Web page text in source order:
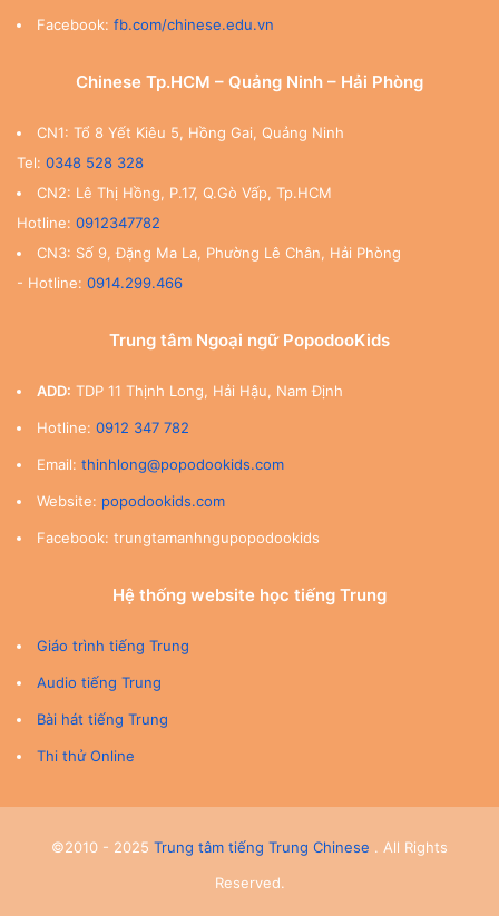
Facebook: fb.com/chinese.edu.vn
Chinese Tp.HCM – Quảng Ninh – Hải Phòng
CN1: Tổ 8 Yết Kiêu 5, Hồng Gai, Quảng Ninh
Tel: 0348 528 328
CN2: Lê Thị Hồng, P.17, Q.Gò Vấp, Tp.HCM
Hotline: 0912347782
CN3: Số 9, Đặng Ma La, Phường Lê Chân, Hải Phòng
- Hotline: 0914.299.466
Trung tâm Ngoại ngữ PopodooKids
ADD: TDP 11 Thịnh Long, Hải Hậu, Nam Định
Hotline: 0912 347 782
Email: thinhlong@popodookids.com
Website: popodookids.com
Facebook: trungtamanhngupopodookids
Hệ thống website học tiếng Trung
Giáo trình tiếng Trung
Audio tiếng Trung
Bài hát tiếng Trung
Thi thử Online
©2010 - 2025 Trung tâm tiếng Trung Chinese . All Rights
Reserved.